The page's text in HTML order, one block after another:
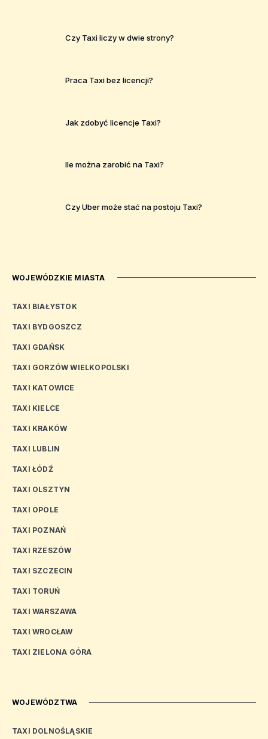
Czy Taxi liczy w dwie strony?
Praca Taxi bez licencji?
Jak zdobyć licencje Taxi?
Ile można zarobić na Taxi?
Czy Uber może stać na postoju Taxi?
WOJEWÓDZKIE MIASTA
TAXI BIAŁYSTOK
TAXI BYDGOSZCZ
TAXI GDAŃSK
TAXI GORZÓW WIELKOPOLSKI
TAXI KATOWICE
TAXI KIELCE
TAXI KRAKÓW
TAXI LUBLIN
TAXI ŁÓDŹ
TAXI OLSZTYN
TAXI OPOLE
TAXI POZNAŃ
TAXI RZESZÓW
TAXI SZCZECIN
TAXI TORUŃ
TAXI WARSZAWA
TAXI WROCŁAW
TAXI ZIELONA GÓRA
WOJEWÓDZTWA
TAXI DOLNOŚLĄSKIE